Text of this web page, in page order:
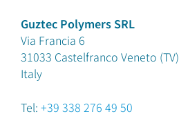
Guztec Polymers SRL
Via Francia 6
31033 Castelfranco Veneto (TV)
Italy
Tel: +39 338 276 49 50